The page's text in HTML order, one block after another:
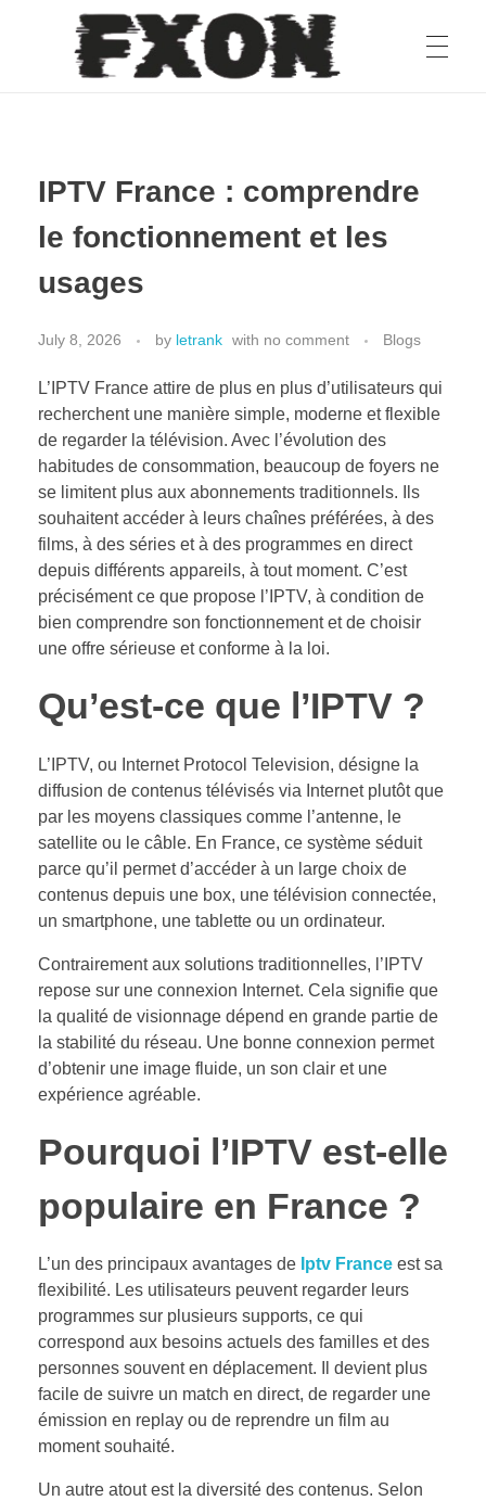
fxon
IPTV France : comprendre
le fonctionnement et les
usages
July 8, 2026 by letrank with no comment Blogs
L’IPTV France attire de plus en plus d’utilisateurs qui
recherchent une manière simple, moderne et flexible
de regarder la télévision. Avec l’évolution des
habitudes de consommation, beaucoup de foyers ne
se limitent plus aux abonnements traditionnels. Ils
souhaitent accéder à leurs chaînes préférées, à des
films, à des séries et à des programmes en direct
depuis différents appareils, à tout moment. C’est
précisément ce que propose l’IPTV, à condition de
bien comprendre son fonctionnement et de choisir
une offre sérieuse et conforme à la loi.
Qu’est-ce que l’IPTV ?
L’IPTV, ou Internet Protocol Television, désigne la
diffusion de contenus télévisés via Internet plutôt que
par les moyens classiques comme l’antenne, le
satellite ou le câble. En France, ce système séduit
parce qu’il permet d’accéder à un large choix de
contenus depuis une box, une télévision connectée,
un smartphone, une tablette ou un ordinateur.
Contrairement aux solutions traditionnelles, l’IPTV
repose sur une connexion Internet. Cela signifie que
la qualité de visionnage dépend en grande partie de
la stabilité du réseau. Une bonne connexion permet
d’obtenir une image fluide, un son clair et une
expérience agréable.
Pourquoi l’IPTV est-elle
populaire en France ?
L’un des principaux avantages de Iptv France est sa
flexibilité. Les utilisateurs peuvent regarder leurs
programmes sur plusieurs supports, ce qui
correspond aux besoins actuels des familles et des
personnes souvent en déplacement. Il devient plus
facile de suivre un match en direct, de regarder une
émission en replay ou de reprendre un film au
moment souhaité.
Un autre atout est la diversité des contenus. Selon